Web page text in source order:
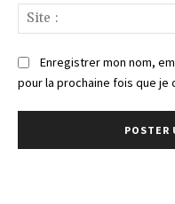
Enregistrer mon nom,
pour la prochaine fois que je